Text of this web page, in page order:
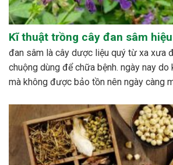
Kĩ thuật trồng cây đan sâm
đan sâm là cây dược liệu quý từ xa xưa
chuộng dùng để chữa bệnh. ngày nay do
mà không được bảo tồn nên ngày càng